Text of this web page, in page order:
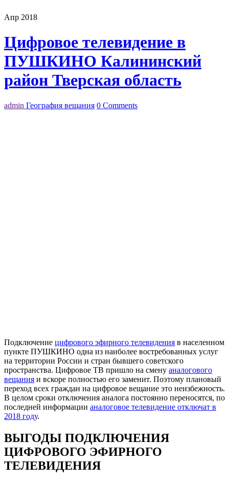
Апр 2018
Цифровое телевидение в
ПУШКИНО Калининский
район Тверская область
admin География вещания 0 Comments
Подключение цифрового эфирного телевидения в населенном
пункте ПУШКИНО одна из наиболее востребованных услуг
на территории России и стран бывшего советского
пространства. Цифровое ТВ пришло на смену аналогового
вещания и вскоре полностью его заменит. Поэтому плановый
переход всех граждан на цифровое вещание это неизбежность.
В целом сроки отключения аналога постоянно переносятся, по
последней информации аналоговое телевидение отключат в
2018 году.
ВЫГОДЫ ПОДКЛЮЧЕНИЯ
ЦИФРОВОГО ЭФИРНОГО
ТЕЛЕВИДЕНИЯ